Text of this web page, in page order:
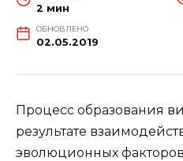
2 мин
ОБНОВЛЕНО
02.05.2019
Процесс образования
результате
эволюционных